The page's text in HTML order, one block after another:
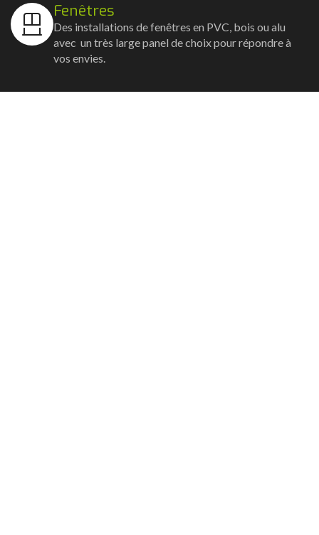
Fenêtres
Des installations de fenêtres en PVC, bois ou alu
avec un très large panel de choix pour répondre à
vos envies.